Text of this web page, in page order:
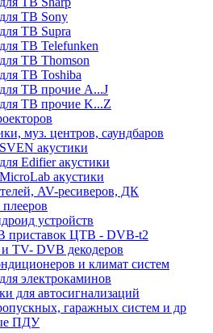
ТВ Sony
ТВ Supra
ТВ Telefunken
ТВ Thomson
ТВ Toshiba
ТВ прочие A...J
ТВ прочие K...Z
муз. центров, саундбаров
акустики
Edifier акустики
акустики
AV-ресиверов, ДК
устройств
приставок ЦТВ - DVB-t2
TV- DVB декодеров
и климат систем
электрокаминов
для автосигнализаций
гаражных систем и др
ПДУ